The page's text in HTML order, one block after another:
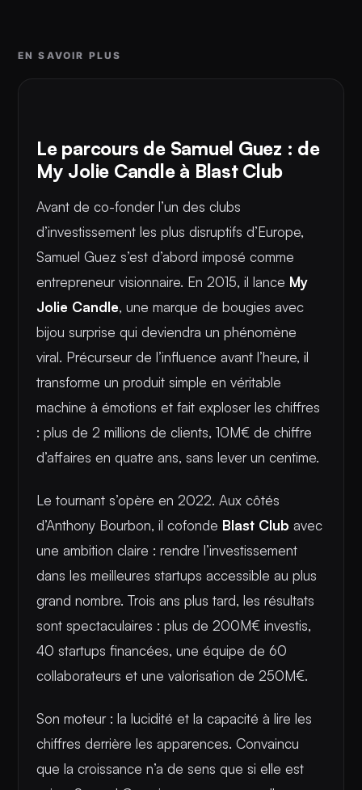
EN SAVOIR PLUS
Le parcours de Samuel Guez : de
My Jolie Candle à Blast Club
Avant de co-fonder l’un des clubs
d’investissement les plus disruptifs d’Europe,
Samuel Guez s’est d’abord imposé comme
entrepreneur visionnaire. En 2015, il lance My
Jolie Candle, une marque de bougies avec
bijou surprise qui deviendra un phénomène
viral. Précurseur de l’influence avant l’heure, il
transforme un produit simple en véritable
machine à émotions et fait exploser les chiffres
: plus de 2 millions de clients, 10M€ de chiffre
d’affaires en quatre ans, sans lever un centime.
Le tournant s’opère en 2022. Aux côtés
d’Anthony Bourbon, il cofonde Blast Club avec
une ambition claire : rendre l’investissement
dans les meilleures startups accessible au plus
grand nombre. Trois ans plus tard, les résultats
sont spectaculaires : plus de 200M€ investis,
40 startups financées, une équipe de 60
collaborateurs et une valorisation de 250M€.
Son moteur : la lucidité et la capacité à lire les
chiffres derrière les apparences. Convaincu
que la croissance n’a de sens que si elle est